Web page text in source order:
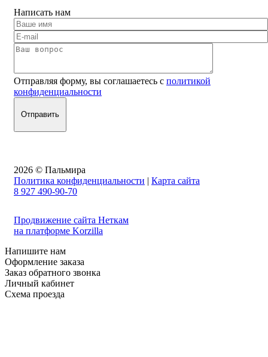
Написать нам
Отправляя форму, вы соглашаетесь с политикой
конфиденциальности
2026 © Пальмира
Политика конфиденциальности | Карта сайта
8 927 490-90-70
Продвижение сайта Неткам
на платформе Korzilla
Напишите нам
Оформление заказа
Заказ обратного звонка
Личный кабинет
Схема проезда